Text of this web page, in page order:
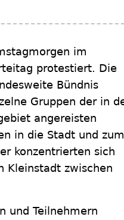
im
protestiert. Die
Bündnis
Gruppen der in
angereisten
in die Stadt und zum
konzentrierten sich
Kleinstadt zwischen
und Teilnehmern